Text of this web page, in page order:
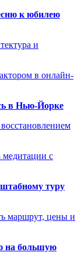
к юбилею
и
в онлайн-
в Нью-Йорке
с
туру
маршрут, цены и
на большую